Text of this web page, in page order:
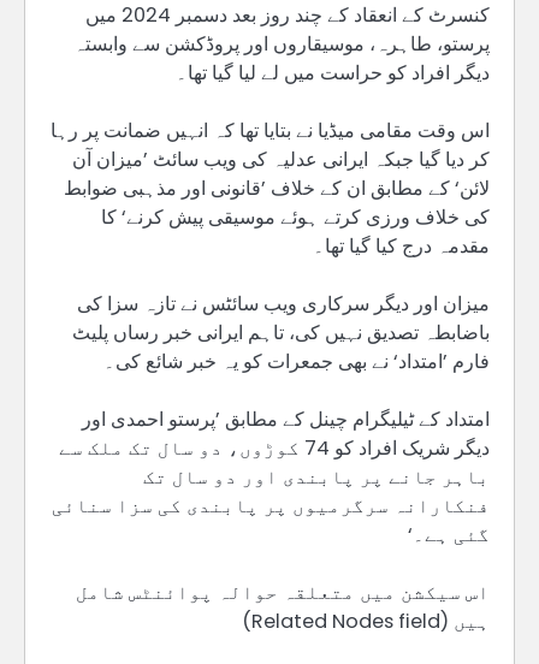
کنسرٹ کے انعقاد کے چند روز بعد دسمبر 2024 میں
پرستو، طاہرہ، موسیقاروں اور پروڈکشن سے وابستہ
دیگر افراد کو حراست میں لے لیا گیا تھا۔
اس وقت مقامی میڈیا نے بتایا تھا کہ انہیں ضمانت پر رہا
کر دیا گیا جبکہ ایرانی عدلیہ کی ویب سائٹ ’میزان آن
لائن‘ کے مطابق ان کے خلاف ’قانونی اور مذہبی ضوابط
کی خلاف ورزی کرتے ہوئے موسیقی پیش کرنے‘ کا
مقدمہ درج کیا گیا تھا۔
میزان اور دیگر سرکاری ویب سائٹس نے تازہ سزا کی
باضابطہ تصدیق نہیں کی، تاہم ایرانی خبر رساں پلیٹ
فارم ’امتداد‘ نے بھی جمعرات کو یہ خبر شائع کی۔
امتداد کے ٹیلیگرام چینل کے مطابق ’پرستو احمدی اور
دیگر شریک افراد کو 74 کوڑوں، دو سال تک ملک سے
باہر جانے پر پابندی اور دو سال تک
فنکارانہ سرگرمیوں پر پابندی کی سزا سنائی
گئی ہے۔‘
اس سیکشن میں متعلقہ حوالہ پوائنٹس شامل
ہیں (Related Nodes field)